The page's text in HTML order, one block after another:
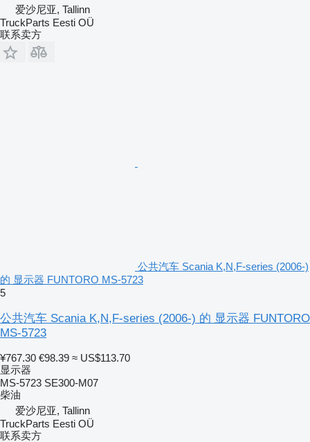
爱沙尼亚, Tallinn
TruckParts Eesti OÜ
联系卖方
公共汽车 Scania K,N,F-series (2006-)
的 显示器 FUNTORO MS-5723
5
公共汽车 Scania K,N,F-series (2006-) 的 显示器 FUNTORO
MS-5723
¥767.30 €98.39 ≈ US$113.70
显示器
MS-5723 SE300-M07
柴油
爱沙尼亚, Tallinn
TruckParts Eesti OÜ
联系卖方